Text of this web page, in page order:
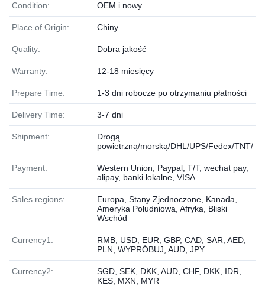
Condition: OEM i nowy
Place of Origin: Chiny
Quality: Dobra jakość
Warranty: 12-18 miesięcy
Prepare Time: 1-3 dni robocze po otrzymaniu płatności
Delivery Time: 3-7 dni
Shipment:
Drogą
powietrzną/morską/DHL/UPS/Fedex/TNT/
Payment:
Western Union, Paypal, T/T, wechat pay,
alipay, banki lokalne, VISA
Sales regions:
Europa, Stany Zjednoczone, Kanada,
Ameryka Południowa, Afryka, Bliski
Wschód
Currency1:
RMB, USD, EUR, GBP, CAD, SAR, AED,
PLN, WYPRÓBUJ, AUD, JPY
Currency2:
SGD, SEK, DKK, AUD, CHF, DKK, IDR,
KES, MXN, MYR